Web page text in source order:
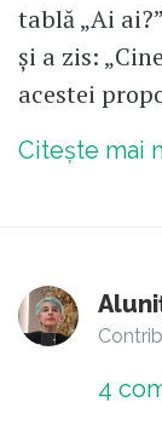
tablă „Ai
și a zis:
acestei
Citește mai
4